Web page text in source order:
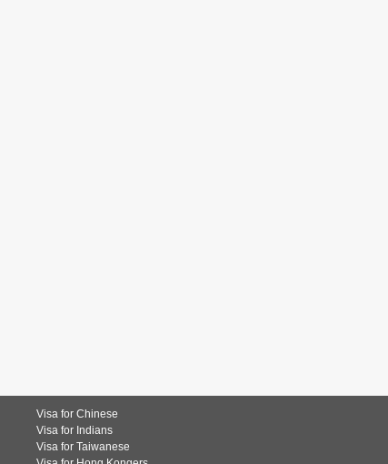
Visa for Chinese
Visa for Indians
Visa for Taiwanese